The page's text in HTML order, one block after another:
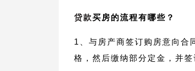
贷款买房的流程有哪些？
1、与房产商签订购房意向合
格，然后缴纳部分定金，并签